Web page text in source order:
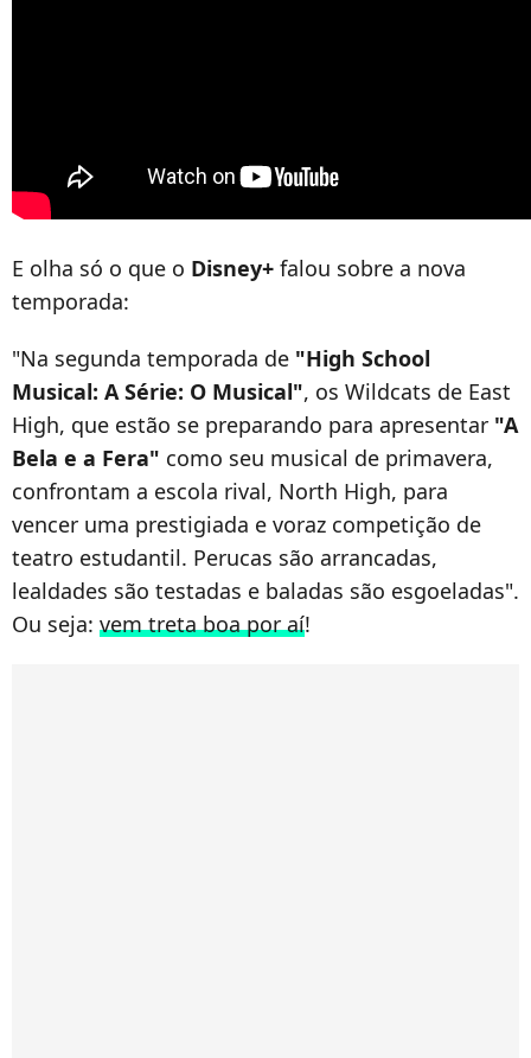
E olha só o que o Disney+ falou sobre a nova
temporada:
"Na segunda temporada de "High School
Musical: A Série: O Musical", os Wildcats de East
High, que estão se preparando para apresentar "A
Bela e a Fera" como seu musical de primavera,
confrontam a escola rival, North High, para
vencer uma prestigiada e voraz competição de
teatro estudantil. Perucas são arrancadas,
lealdades são testadas e baladas são esgoeladas".
Ou seja: vem treta boa por aí!